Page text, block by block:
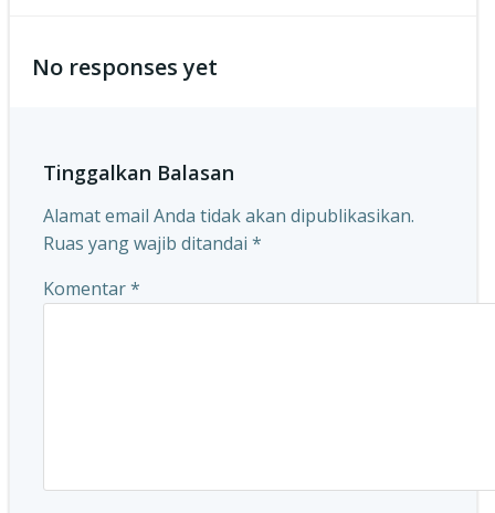
No responses yet
Tinggalkan Balasan
Alamat email Anda tidak akan dipublikasikan.
Ruas yang wajib ditandai *
Komentar*